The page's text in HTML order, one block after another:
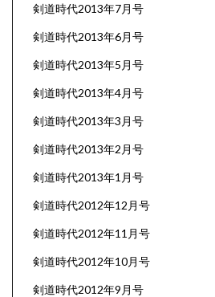
剣道時代2013年7月号
剣道時代2013年6月号
剣道時代2013年5月号
剣道時代2013年4月号
剣道時代2013年3月号
剣道時代2013年2月号
剣道時代2013年1月号
剣道時代2012年12月号
剣道時代2012年11月号
剣道時代2012年10月号
剣道時代2012年9月号